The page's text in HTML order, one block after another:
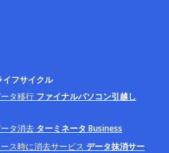
イフサイクル
タ移行 ファイナルパソコン引越し
タ消去 ターミネータ Business
ス時に消去サービス データ抹消サー